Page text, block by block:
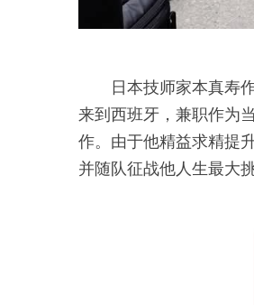
日本技师家本真寿
来到西班牙，兼职作为
作。由于他精益求精提
并随队征战他人生最大